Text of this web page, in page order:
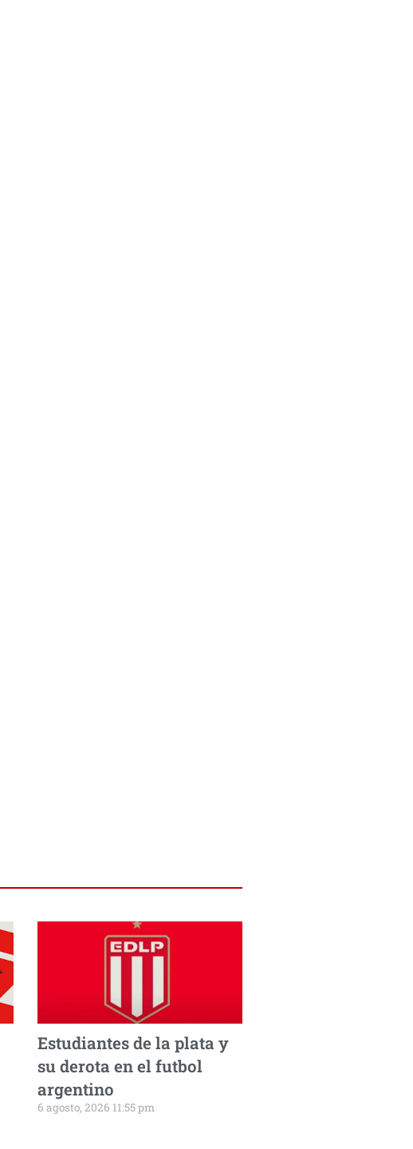
Estudiantes de la plata y
su derota en el futbol
argentino
6 agosto, 2026 11:55 pm